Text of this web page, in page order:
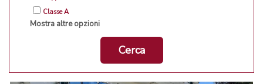
Classe A
Mostra altre opzioni
Cerca